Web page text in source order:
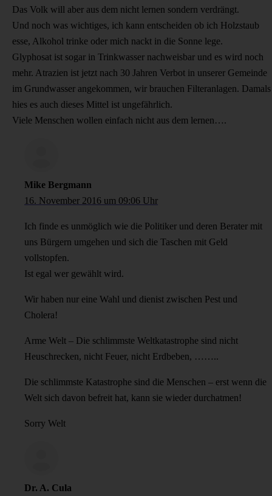
Das Volk will aber aus dem nicht lernen sondern verdrängt.
Und noch was wichtiges, ich kann entscheiden ob ich Holzstaub
esse, Alkohol trinke oder mich nackt in die Sonne lege.
Glyphosat ist sogar in Trinkwasser nachweisbar und es wird noch
mehr. Atrazien ist jetzt nach 30 Jahren Verbot in unserer Gemeinde
im Grundwasser angekommen, wir brauchen Filteranlagen. Damals
hies es auch dieses Mittel ist ungefährlich.
Viele Menschen wollen einfach nicht aus dem lernen….
Mike Bergmann
16. November 2016 um 09:06 Uhr
Ich finde es unmöglich wie die Politiker und deren Berater mit
uns Bürgern umgehen und sich die Taschen mit Geld
vollstopfen.
Ist egal wer gewählt wird.
Wir haben nur eine Wahl und dienist zwischen Pest und
Cholera!
Arme Welt – Die schlimmste Weltkatastrophe sind nicht
Heuschrecken, nicht Feuer, nicht Erdbeben, ……..
Die schlimmste Katastrophe sind die Menschen – erst wenn die
Welt sich davon befreit hat, kann sie wieder durchatmen!
Sorry Welt
Dr. A. Cula